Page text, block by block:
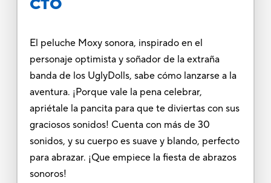
CTO
El peluche Moxy sonora, inspirado en el
personaje optimista y soñador de la extraña
banda de los UglyDolls, sabe cómo lanzarse a la
aventura. ¡Porque vale la pena celebrar,
apriétale la pancita para que te diviertas con sus
graciosos sonidos! Cuenta con más de 30
sonidos, y su cuerpo es suave y blando, perfecto
para abrazar. ¡Que empiece la fiesta de abrazos
sonoros!